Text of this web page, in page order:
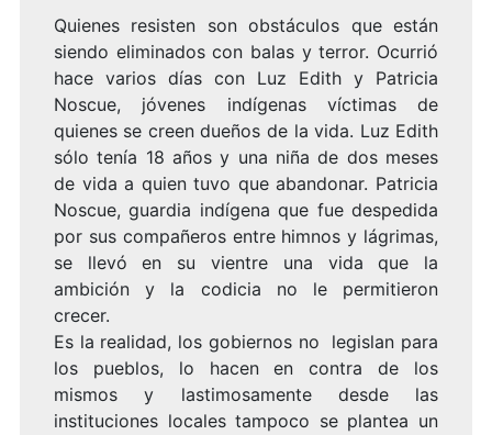
Quienes resisten son obstáculos que están
siendo eliminados con balas y terror. Ocurrió
hace varios días con Luz Edith y Patricia
Noscue, jóvenes indígenas víctimas de
quienes se creen dueños de la vida. Luz Edith
sólo tenía 18 años y una niña de dos meses
de vida a quien tuvo que abandonar. Patricia
Noscue, guardia indígena que fue despedida
por sus compañeros entre himnos y lágrimas,
se llevó en su vientre una vida que la
ambición y la codicia no le permitieron
crecer.
Es la realidad, los gobiernos no legislan para
los pueblos, lo hacen en contra de los
mismos y lastimosamente desde las
instituciones locales tampoco se plantea un